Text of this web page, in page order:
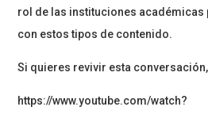
rol de las instituciones
con estos tipos de contenido.
Si quieres revivir esta
https://www.youtube.com/watch?